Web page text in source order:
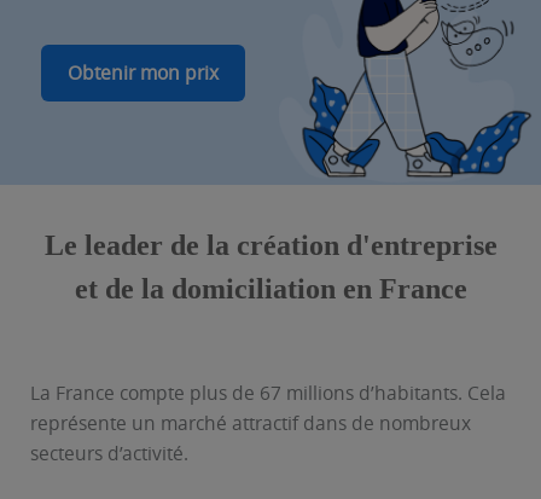
Obtenir mon prix
Le leader de la création d'entreprise
et de la domiciliation en France
La France compte plus de 67 millions d’habitants. Cela
représente un marché attractif dans de nombreux
secteurs d’activité.